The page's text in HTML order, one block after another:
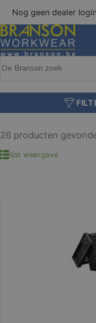
Nog geen dealer
26 producten
lijst weergave